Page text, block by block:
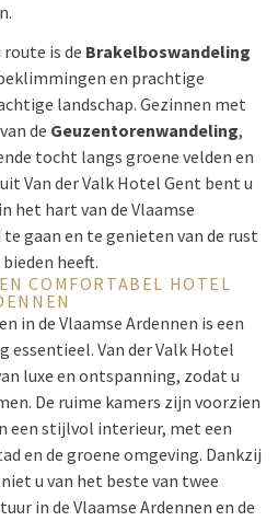
is de Brakelboswandeling
en prachtige
landschap. Gezinnen met
de Geuzentorenwandeling,
tocht langs groene velden en
Van der Valk Hotel Gent bent u
het hart van de Vlaamse
gaan en te genieten van de rust
heeft.
COMFORTABEL HOTEL
in de Vlaamse Ardennen is een
Van der Valk Hotel
luxe en ontspanning, zodat u
De ruime kamers zijn voorzien
een stijlvol interieur, met een
en de groene omgeving. Dankzij
u van het beste van twee
in de Vlaamse Ardennen en de